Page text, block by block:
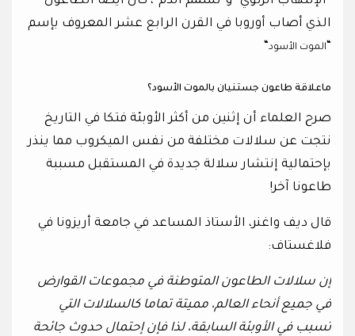
الذي أصاب أوروبا في القرن الرابع عشر المعروف بإسم
“الموت الأسود“
ماعلاقة طاعون جستنيان بالموت الأسود؟
صرح العلماء أن إثنين من أكثر الأوبئة فتكا في التاريخ
نتجت عن سلالات مختلفة من نفس الميكروب مما ينذر
بإحتمالية إنتشار سلالة جديدة في المستقبل مسببة
طاعونا آخر!
قال ديف واغنر، الأستاذ المساعد في جامعة أريزونا في
فلاغستاف:
إن سلالات الطاعون المتوطنة في مجموعات القوارض
في جميع أنحاء العالم، مميتة تماما كالسلالات التي
تسبب في الأوبئة السابقة، لذا فإن إحتمال حدوث جائحة